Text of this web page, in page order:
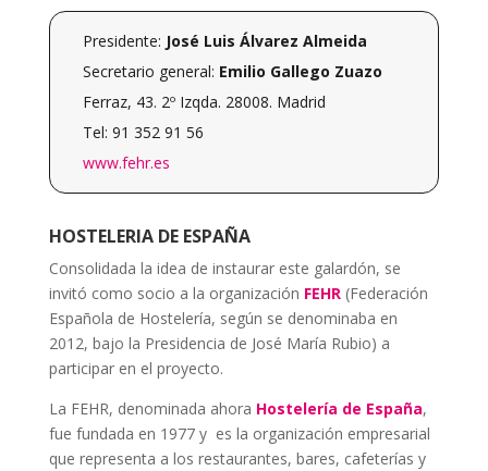
Presidente: José Luis Álvarez Almeida
Secretario general: Emilio Gallego Zuazo
Ferraz, 43. 2º Izqda. 28008. Madrid
Tel: 91 352 91 56
www.fehr.es
HOSTELERIA DE ESPAÑA
Consolidada la idea de instaurar este galardón, se
invitó como socio a la organización FEHR(Federación
Española de Hostelería, según se denominaba en
2012, bajo la Presidencia de José María Rubio) a
participar en el proyecto.
La FEHR, denominada ahora Hostelería de España,
fue fundada en 1977 y es la organización empresarial
que representa a los restaurantes, bares, cafeterías y